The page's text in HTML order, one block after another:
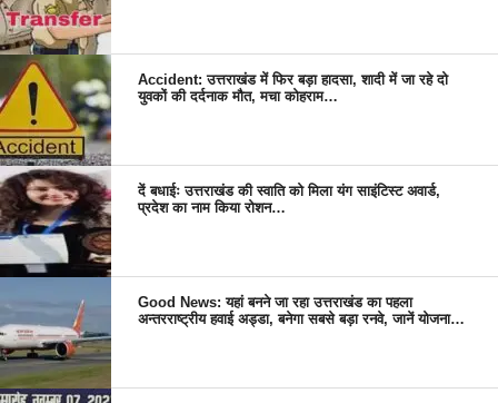
Accident: उत्तराखंड में फिर बड़ा हादसा, शादी में जा रहे दो
युवकों की दर्दनाक मौत, मचा कोहराम…
दें बधाईः उत्तराखंड की स्वाति को मिला यंग साइंटिस्ट अवार्ड,
प्रदेश का नाम किया रोशन…
Good News: यहां बनने जा रहा उत्तराखंड का पहला
अन्तरराष्ट्रीय हवाई अड्डा, बनेगा सबसे बड़ा रनवे, जानें योजना…